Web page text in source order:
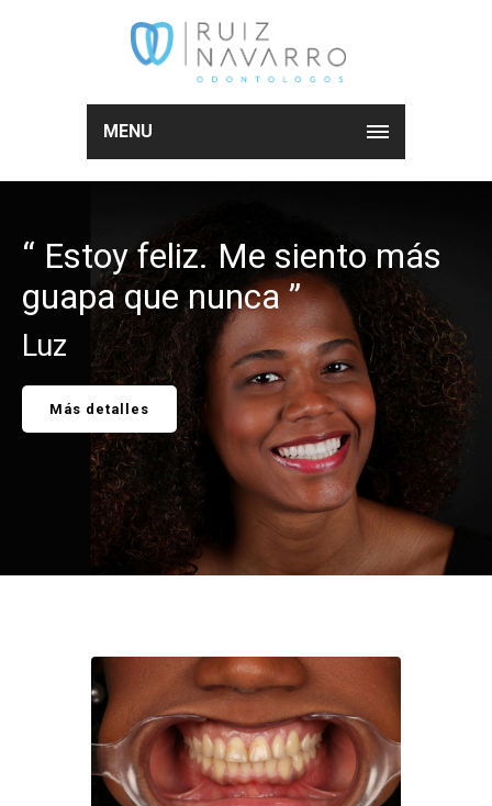
MENU
“ Estoy feliz. Me siento más
guapa que nunca ”
Luz
Más detalles